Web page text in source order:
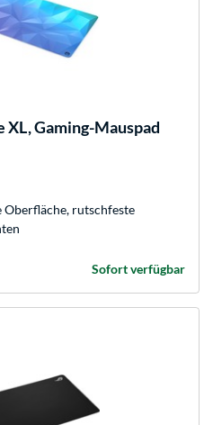
XL, Gaming-Mauspad
Oberfläche, rutschfeste
Sofort verfügbar